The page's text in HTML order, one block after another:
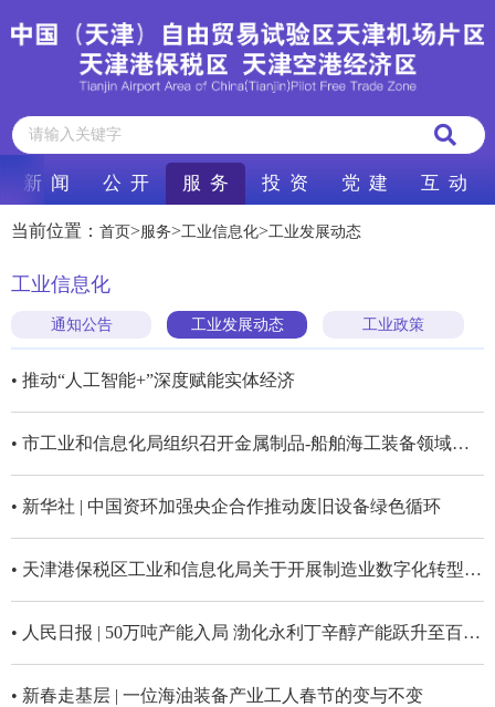
新 闻 公 开 服 务 投 资 党 建 互 动
当前位置： 首页>服务>工业信息化>工业发展动态
工业信息化
通知公告 工业发展动态 工业政策
• 推动“人工智能+”深度赋能实体经济
• 市工业和信息化局组织召开金属制品-船舶海工装备领域供需对接会
• 新华社 | 中国资环加强央企合作推动废旧设备绿色循环
• 天津港保税区工业和信息化局关于开展制造业数字化转型评估诊断工作的通知
• 人民日报 | 50万吨产能入局 渤化永利丁辛醇产能跃升至百万吨级
• 新春走基层 | 一位海油装备产业工人春节的变与不变